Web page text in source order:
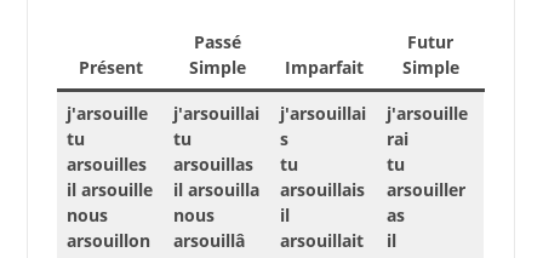
Présent
Passé
Simple
Imparfait
Futur
Simple
j'arsouille
tu
arsouilles
il arsouille
nous
arsouillon
j'arsouillai
tu
arsouillas
il arsouilla
nous
arsouillâ
j'arsouillai
s
tu
arsouillais
il
arsouillait
j'arsouille
rai
tu
arsouiller
as
il